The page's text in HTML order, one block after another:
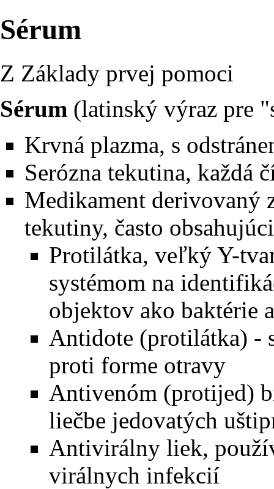
Sérum
Z Základy prvej pomoci
Sérum (latinský výraz pre
Krvná plazma, s
Serózna tekutina, každá
Medikament derivovaný
tekutiny, často
Protilátka, veľký Y-
systémom na
objektov ako baktérie
Antidote (protilátka) -
proti forme otravy
Antivenóm (protijed)
liečbe jedovatých
Antivirálny liek,
virálnych infekcií